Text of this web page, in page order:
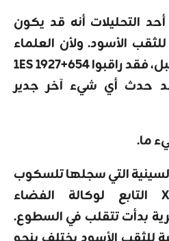
التحليلات أنه قد يكون
الأسود. ولأن العلماء
لم يروا شيئًا مثله من قبل، فقد راقبوا 1ES 1927+654
حدث أي شيء آخر جدير
التي سجلها تلسكوب
الفضاء XMM-Newton التابع لوكالة الفضاء
بدأت تتقلب في السطوع.